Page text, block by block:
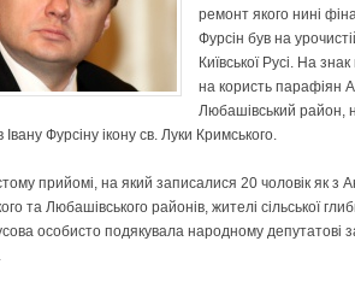
ремонт якого нині
Фурсін був на
Київської Русі. На
на користь парафіян
Любашівський район,
Фурсіну ікону св. Луки Кримського.
прийомі, на який записалися 20 чоловік як з
та Любашівського районів, жителі сільської
особисто подякувала народному депутатові